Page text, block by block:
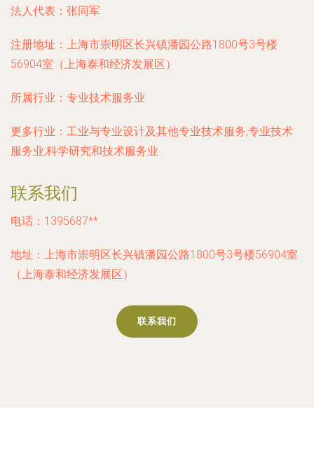
法人代表： 张同军
注册地址： 上海市崇明区长兴镇潘园公路1800号3号楼
56904室（上海泰和经济发展区）
所属行业： 专业技术服务业
更多行业： 工业与专业设计及其他专业技术服务,专业技术
服务业,科学研究和技术服务业
联系我们
电话：1395687**
地址：上海市崇明区长兴镇潘园公路1800号3号楼56904室
（上海泰和经济发展区）
联系我们